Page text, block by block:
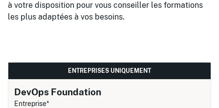
à votre disposition pour vous conseiller les formations
les plus adaptées à vos besoins.
ENTREPRISES UNIQUEMENT
DevOps Foundation
Entreprise*